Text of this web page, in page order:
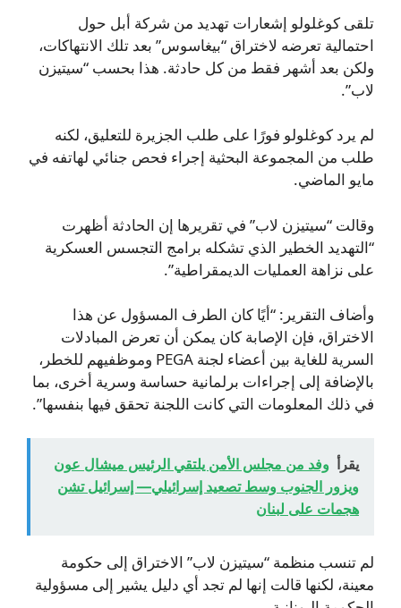
تلقى كوغلولو إشعارات تهديد من شركة أبل حول
احتمالية تعرضه لاختراق “بيغاسوس” بعد تلك الانتهاكات،
ولكن بعد أشهر فقط من كل حادثة. هذا بحسب “سيتيزن
لاب”.
لم يرد كوغلولو فورًا على طلب الجزيرة للتعليق، لكنه
طلب من المجموعة البحثية إجراء فحص جنائي لهاتفه في
مايو الماضي.
وقالت “سيتيزن لاب” في تقريرها إن الحادثة أظهرت
“التهديد الخطير الذي تشكله برامج التجسس العسكرية
على نزاهة العمليات الديمقراطية”.
وأضاف التقرير: “أيًا كان الطرف المسؤول عن هذا
الاختراق، فإن الإصابة كان يمكن أن تعرض المبادلات
السرية للغاية بين أعضاء لجنة PEGA وموظفيهم للخطر،
بالإضافة إلى إجراءات برلمانية حساسة وسرية أخرى، بما
في ذلك المعلومات التي كانت اللجنة تحقق فيها بنفسها”.
يقرأ وفد من مجلس الأمن يلتقي الرئيس ميشال عون
ويزور الجنوب وسط تصعيد إسرائيلي— إسرائيل تشن
هجمات على لبنان
لم تنسب منظمة “سيتيزن لاب” الاختراق إلى حكومة
معينة، لكنها قالت إنها لم تجد أي دليل يشير إلى مسؤولية